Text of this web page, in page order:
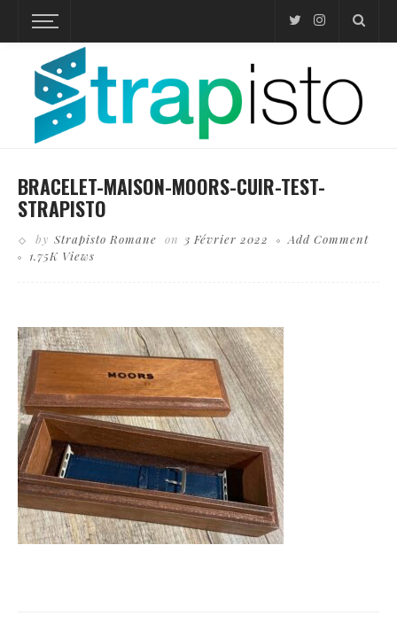
BRACELET-MAISON-MOORS-CUIR-TEST-
STRAPISTO
by Strapisto Romane on 3 Février 2022
Add Comment
1.75K Views